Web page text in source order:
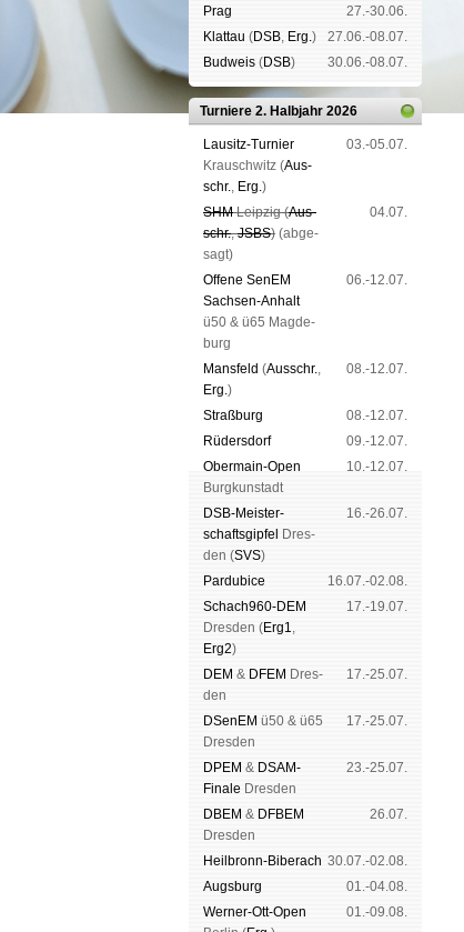
Prag
27.-30.06.
Klat­tau (DSB, Erg.)
27.06.-08.07.
Bud­weis (DSB) 30.06.-08.07.
Turniere 2. Halbjahr 2026
Lau­sitz-Tur­nier
Krausch­witz (Aus­
schr., Erg.)
03.-05.07.
SHMLeip­zig (Aus­
schr.,JSBS) (ab­ge­
sagt)
04.07.
Offene SenEM
Sach­sen-An­halt
ü50 & ü65 Mag­de­
burg
06.-12.07.
Mans­feld (Aus­schr.,
Erg.)
08.-12.07.
Straß­burg
08.-12.07.
Rüders­dorf
09.-12.07.
Ober­main-Open
Burg­kun­stadt
10.-12.07.
DSB-Meister­
schafts­gipfel
Dres­
den (SVS)
16.-26.07.
Pardu­bice
16.07.-02.08.
Schach960-DEM
Dres­den (Erg1,
Erg2)
17.-19.07.
DEM & DFEM Dres­
den
17.-25.07.
DSenEM ü50 & ü65
Dres­den
17.-25.07.
DPEM & DSAM-
Finale Dres­den
23.-25.07.
DBEM & DFBEM
Dres­den
26.07.
Heil­bronn-Bi­ber­ach 30.07.-02.08.
Augs­burg
01.-04.08.
Werner-Ott-Open
01.-09.08.